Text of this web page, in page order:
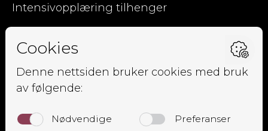
Intensivopplæring tilhenger
Om oss
Ansatte
Elevside
Kursoversikt